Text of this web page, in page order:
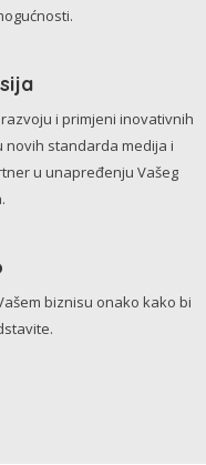
i primjeni inovativnih
standarda medija i
u unapređenju Vašeg
biznisu onako kako bi